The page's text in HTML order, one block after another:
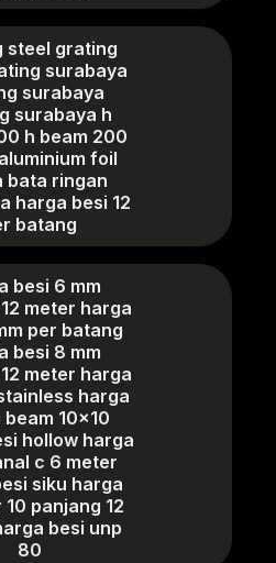
steel grating
surabaya
surabaya
surabaya h
h beam 200
foil
bata ringan
harga besi 12
batang
besi 6 mm
meter harga
per batang
besi 8 mm
meter harga
harga
beam 10x10
hollow harga
c 6 meter
siku harga
panjang 12
besi unp
80